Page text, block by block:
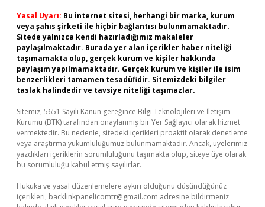
Yasal Uyarı: Bu internet sitesi, herhangi bir marka, kurum
veya şahıs şirketi ile hiçbir bağlantısı bulunmamaktadır.
Sitede yalnızca kendi hazırladığımız makaleler
paylaşılmaktadır. Burada yer alan içerikler haber niteliği
taşımamakta olup, gerçek kurum ve kişiler hakkında
paylaşım yapılmamaktadır. Gerçek kurum ve kişiler ile isim
benzerlikleri tamamen tesadüfidir. Sitemizdeki bilgiler
taslak halindedir ve tavsiye niteliği taşımazlar.
Sitemiz, 5651 Sayılı Kanun gereğince Bilgi Teknolojileri ve İletişim
Kurumu (BTK) tarafından onaylanmış bir Yer Sağlayıcı olarak hizmet
vermektedir. Bu nedenle, sitedeki içerikleri proaktif olarak denetleme
veya araştırma yükümlülüğümüz bulunmamaktadır. Ancak, üyelerimiz
yazdıkları içeriklerin sorumluluğunu taşımakta olup, siteye üye olarak
bu sorumluluğu kabul etmiş sayılırlar.
Hukuka ve yasal düzenlemelere aykırı olduğunu düşündüğünüz
içerikleri, backlinkpanelicomtr@gmail.com adresine bildirmeniz